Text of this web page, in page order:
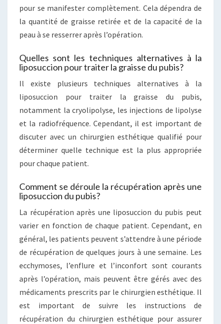
pour se manifester complètement. Cela dépendra de
la quantité de graisse retirée et de la capacité de la
peau à se resserrer après l’opération.
Quelles sont les techniques alternatives à la
liposuccion pour traiter la graisse du pubis?
Il existe plusieurs techniques alternatives à la
liposuccion pour traiter la graisse du pubis,
notamment la cryolipolyse, les injections de lipolyse
et la radiofréquence. Cependant, il est important de
discuter avec un chirurgien esthétique qualifié pour
déterminer quelle technique est la plus appropriée
pour chaque patient.
Comment se déroule la récupération après une
liposuccion du pubis?
La récupération après une liposuccion du pubis peut
varier en fonction de chaque patient. Cependant, en
général, les patients peuvent s’attendre à une période
de récupération de quelques jours à une semaine. Les
ecchymoses, l’enflure et l’inconfort sont courants
après l’opération, mais peuvent être gérés avec des
médicaments prescrits par le chirurgien esthétique. Il
est important de suivre les instructions de
récupération du chirurgien esthétique pour assurer